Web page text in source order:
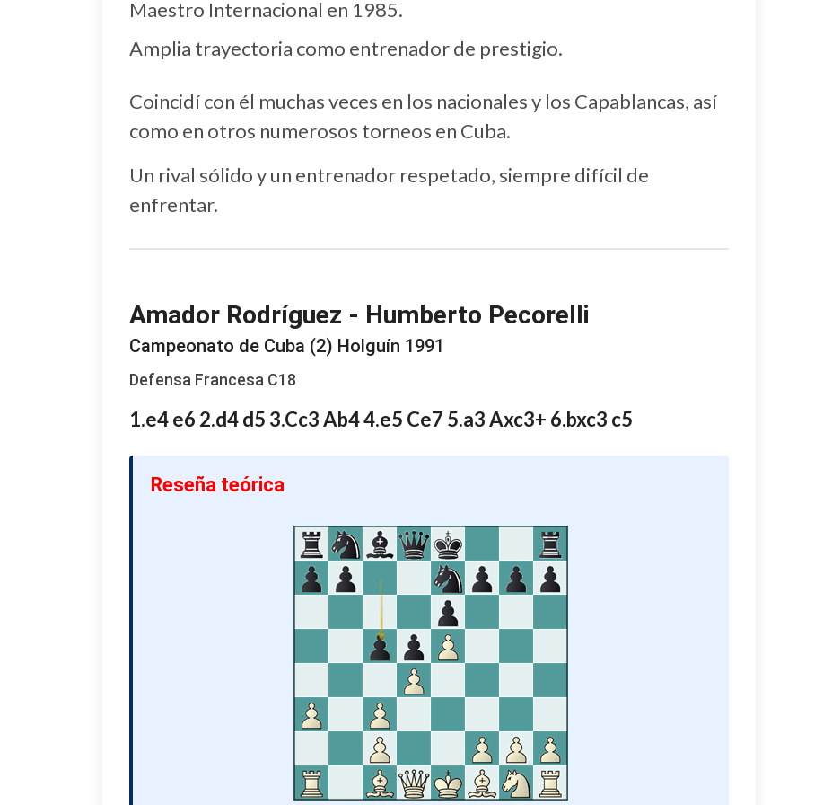
Maestro Internacional en 1985.
Amplia trayectoria como entrenador de prestigio.
Coincidí con él muchas veces en los nacionales y los Capablancas, así
como en otros numerosos torneos en Cuba.
Un rival sólido y un entrenador respetado, siempre difícil de
enfrentar.
Amador Rodríguez - Humberto Pecorelli
Campeonato de Cuba (2) Holguín 1991
Defensa Francesa C18
1.e4 e6 2.d4 d5 3.Cc3 Ab4 4.e5 Ce7 5.a3 Axc3+ 6.bxc3 c5
Reseña teórica